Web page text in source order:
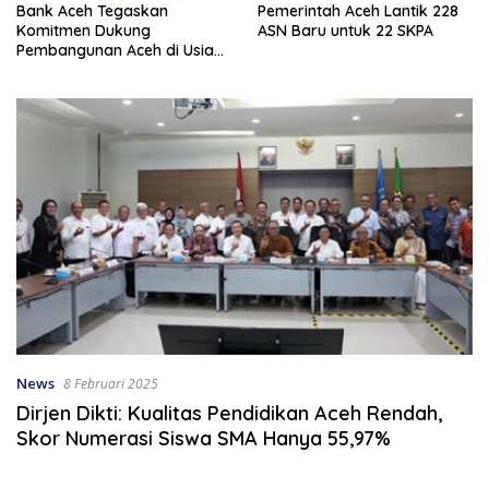
Bank Aceh Tegaskan
Komitmen Dukung
Pembangunan Aceh di Usia
Pemerintah Aceh Lantik 228
ASN Baru untuk 22 SKPA
News 8 Februari 2025
Dirjen Dikti: Kualitas Pendidikan Aceh Rendah,
Skor Numerasi Siswa SMA Hanya 55,97%